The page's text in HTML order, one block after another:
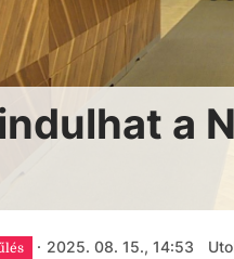
a
· 2025. 08. 15., 14:53